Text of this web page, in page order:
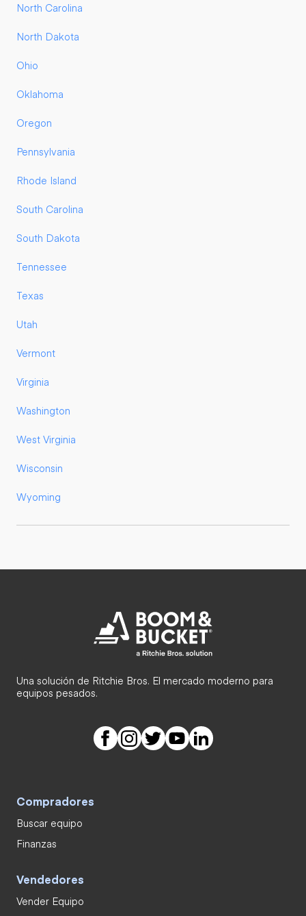
North Carolina
North Dakota
Ohio
Oklahoma
Oregon
Pennsylvania
Rhode Island
South Carolina
South Dakota
Tennessee
Texas
Utah
Vermont
Virginia
Washington
West Virginia
Wisconsin
Wyoming
Una solución de Ritchie Bros. El mercado moderno para
equipos pesados.
Compradores
Buscar equipo
Finanzas
Vendedores
Vender Equipo